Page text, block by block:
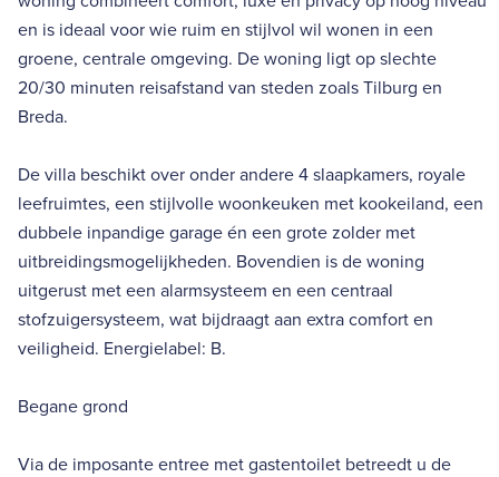
en is ideaal voor wie ruim en stijlvol wil wonen in een
groene, centrale omgeving. De woning ligt op slechte
20/30 minuten reisafstand van steden zoals Tilburg en
Breda.
De villa beschikt over onder andere 4 slaapkamers, royale
leefruimtes, een stijlvolle woonkeuken met kookeiland, een
dubbele inpandige garage én een grote zolder met
uitbreidingsmogelijkheden. Bovendien is de woning
uitgerust met een alarmsysteem en een centraal
stofzuigersysteem, wat bijdraagt aan extra comfort en
veiligheid. Energielabel: B.
Begane grond
Via de imposante entree met gastentoilet betreedt u de